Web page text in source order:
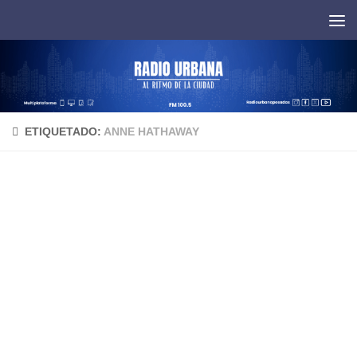
ETIQUETADO: ANNE HATHAWAY